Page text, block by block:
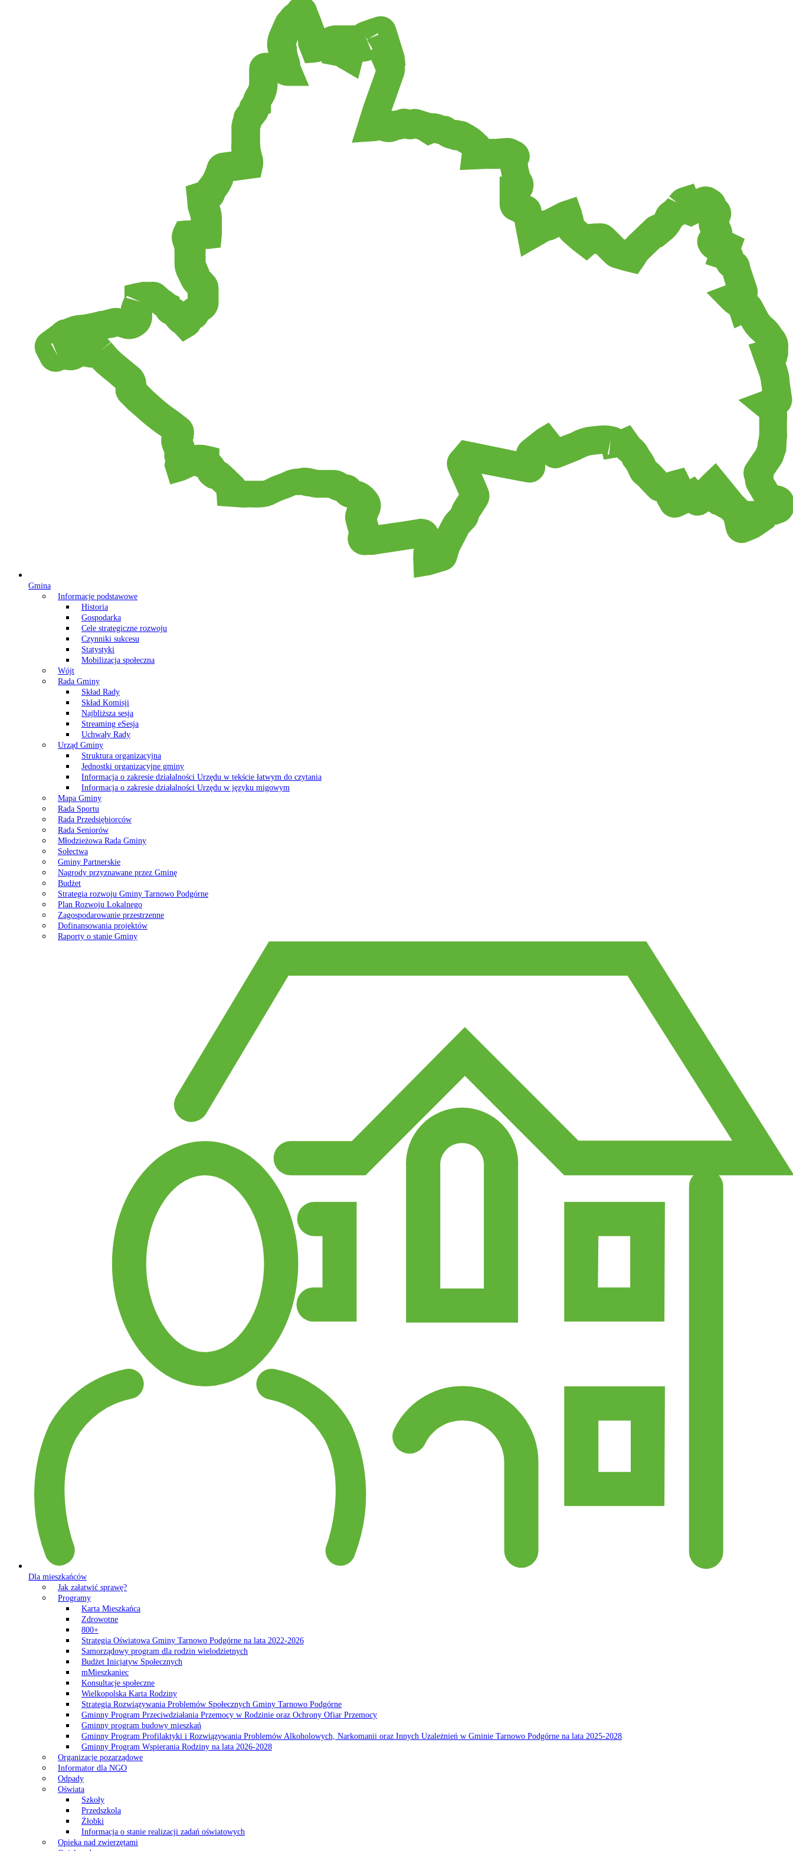
Gmina
Informacje podstawowe
Historia
Gospodarka
Cele strategiczne rozwoju
Czynniki sukcesu
Statystyki
Mobilizacja społeczna
Wójt
Rada Gminy
Skład Rady
Skład Komisji
Najbliższa sesja
Streaming eSesja
Uchwały Rady
Urząd Gminy
Struktura organizacyjna
Jednostki organizacyjne gminy
Informacja o zakresie działalności Urzędu w tekście łatwym do czytania
Informacja o zakresie działalności Urzędu w języku migowym
Mapa Gminy
Rada Sportu
Rada Przedsiębiorców
Rada Seniorów
Młodzieżowa Rada Gminy
Sołectwa
Gminy Partnerskie
Nagrody przyznawane przez Gminę
Budżet
Strategia rozwoju Gminy Tarnowo Podgórne
Plan Rozwoju Lokalnego
Zagospodarowanie przestrzenne
Dofinansowania projektów
Raporty o stanie Gminy
Dla mieszkańców
Jak załatwić sprawę?
Programy
Karta Mieszkańca
Zdrowotne
800+
Strategia Oświatowa Gminy Tarnowo Podgórne na lata 2022-2026
Samorządowy program dla rodzin wielodzietnych
Budżet Inicjatyw Społecznych
mMieszkaniec
Konsultacje społeczne
Wielkopolska Karta Rodziny
Strategia Rozwiązywania Problemów Społecznych Gminy Tarnowo Podgórne
Gminny Program Przeciwdziałania Przemocy w Rodzinie oraz Ochrony Ofiar Przemocy
Gminny program budowy mieszkań
Gminny Program Profilaktyki i Rozwiązywania Problemów Alkoholowych, Narkomanii oraz Innych Uzależnień w Gminie Tarnowo Podgórne na lata 2025-2028
Gminny Program Wspierania Rodziny na lata 2026-2028
Organizacje pozarządowe
Informator dla NGO
Odpady
Oświata
Szkoły
Przedszkola
Żłobki
Informacja o stanie realizacji zadań oświatowych
Opieka nad zwierzętami